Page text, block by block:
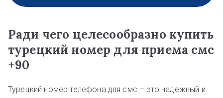
Ради чего целесообразно купить
турецкий номер для приема смс
+90
Турецкий номер телефона для смс – это надежный и